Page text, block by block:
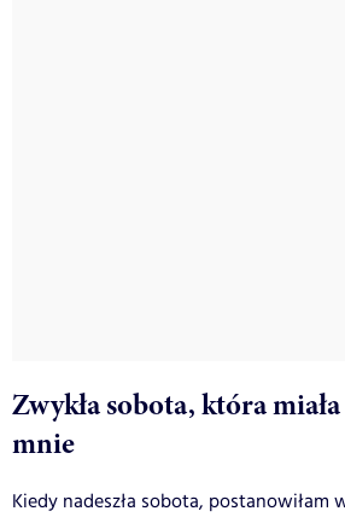
Zwykła sobota, która
mnie
Kiedy nadeszła sobota, postanowiłam